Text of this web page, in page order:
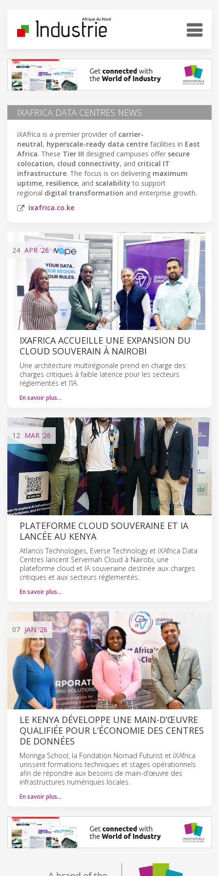
IXAFRICA DATA CENTRES NEWS
iXAfrica is a premier provider of carrier-
neutral, hyperscale-ready data centre facilities in East
Africa. These Tier III designed campuses offer secure
colocation, cloud connectivity, and critical IT
infrastructure. The focus is on delivering maximum
uptime, resilience, and scalability to support
regional digital transformation and enterprise growth.
ixafrica.co.ke
24 APR'26
IXAFRICA ACCUEILLE UNE EXPANSION DU
CLOUD SOUVERAIN À NAIROBI
Une architecture multirégionale prend en charge des
charges critiques à faible latence pour les secteurs
réglementés et l’IA.
En savoir plus…
12 MAR '26
PLATEFORME CLOUD SOUVERAINE ET IA
LANCÉE AU KENYA
Atlancis Technologies, Everse Technology et iXAfrica Data
Centres lancent Servernah Cloud à Nairobi, une
plateforme cloud et IA souveraine destinée aux charges
critiques et aux secteurs réglementés.
En savoir plus…
07 JAN '26
LE KENYA DÉVELOPPE UNE MAIN-D’ŒUVRE
QUALIFIÉE POUR L’ÉCONOMIE DES CENTRES
DE DONNÉES
Moringa School, la Fondation Nomad Futurist et iXAfrica
unissent formations techniques et stages opérationnels
afin de répondre aux besoins de main-d’œuvre des
infrastructures numériques locales.
En savoir plus…